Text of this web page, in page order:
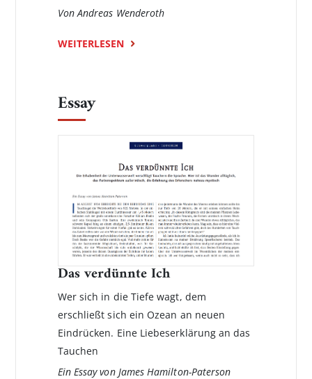
Von Andreas Wenderoth
WEITERLESEN
Essay
Das verdünnte Ich
Wer sich in die Tiefe wagt, dem
erschließt sich ein Ozean an neuen
Eindrücken. Eine Liebeserklärung an das
Tauchen
Ein Essay von James Hamilton-Paterson